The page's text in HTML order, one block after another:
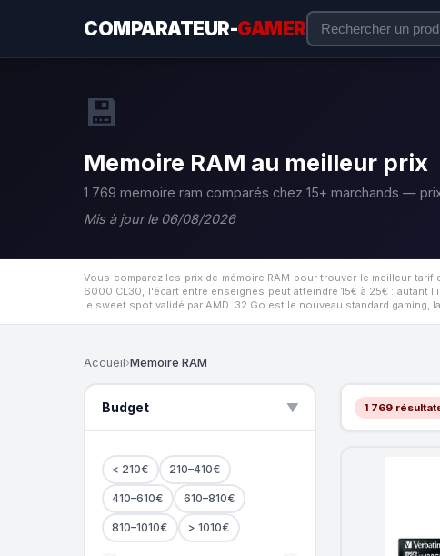
COMPARATEUR-GAMER
💾
Memoire RAM au meilleur prix
1 769 memoire ram comparés chez 15+ marchands —
Mis à jour le 06/08/2026
Vous comparez les prix de mémoire RAM pour trouver le meilleur
6000 CL30, l'écart entre enseignes peut atteindre 15€ à 25€ : autant
le sweet spot validé par AMD. 32 Go est le nouveau standard
Accueil›Memoire RAM
Budget ▲
< 210€ 210–410€
410–610€ 610–810€
810–1010€ > 1010€
1 769